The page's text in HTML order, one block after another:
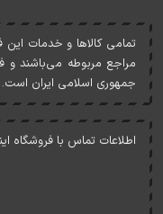
تمامی کالاها و خدمات
مراجع مربوطه می‌باشند و
جمهوری اسلامی ايران است.
اطلاعات تماس با فروشگاه